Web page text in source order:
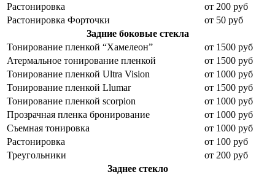
Растонировка
от 200 руб
Растонировка Форточки
от 50 руб
Задние боковые стекла
Тонирование пленкой “Хамелеон”
от 1500 руб
Атермальное тонирование пленкой
от 1500 руб
Тонирование пленкой Ultra Vision
от 1000 руб
Тонирование пленкой Llumar
от 1500 руб
Тонирование пленкой scorpion
от 1000 руб
Прозрачная пленка бронирование
от 1000 руб
Съемная тонировка
от 1000 руб
Растонировка
от 100 руб
Треугольники
от 200 руб
Заднее стекло